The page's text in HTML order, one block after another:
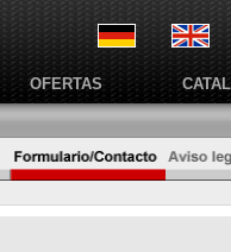
OFERTAS